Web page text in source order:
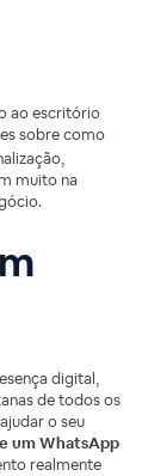
ao escritório
sobre como
muito na
digital,
de todos os
o seu
um WhatsApp
realmente